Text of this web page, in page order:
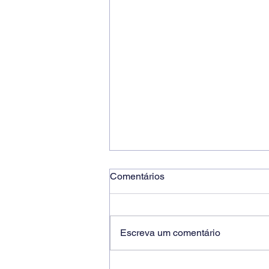
Comentários
Escreva um comentário